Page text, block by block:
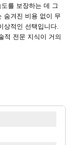
를 보장하는 데 그
숨겨진 비용 없이 무
상적인 선택입니다.
적 전문 지식이 거의